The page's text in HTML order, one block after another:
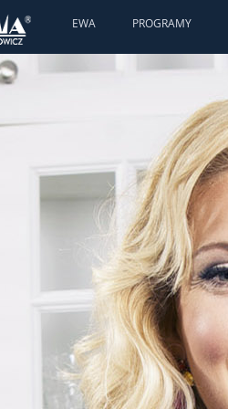
EWA PROGRAMY